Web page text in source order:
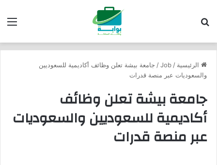
الرئيسية /
Job
/ جامعة بيشة تعلن وظائف أكاديمية للسعوديين
والسعوديات عبر منصة قدرات
جامعة بيشة تعلن وظائف
أكاديمية للسعوديين والسعوديات
عبر منصة قدرات